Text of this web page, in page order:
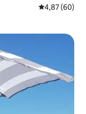
Gemiddelde
4,87 (60)